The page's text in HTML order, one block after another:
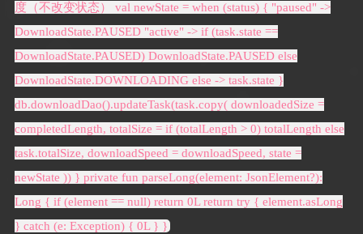
度（不改变状态） val newState = when (status) { "paused" ->
DownloadState.PAUSED "active" -> if (task.state ==
DownloadState.PAUSED) DownloadState.PAUSED else
DownloadState.DOWNLOADING else -> task.state }
db.downloadDao().updateTask(task.copy( downloadedSize =
completedLength, totalSize = if (totalLength > 0) totalLength else
task.totalSize, downloadSpeed = downloadSpeed, state =
newState )) } private fun parseLong(element: JsonElement?):
Long { if (element == null) return 0L return try { element.asLong
} catch (e: Exception) { 0L } }